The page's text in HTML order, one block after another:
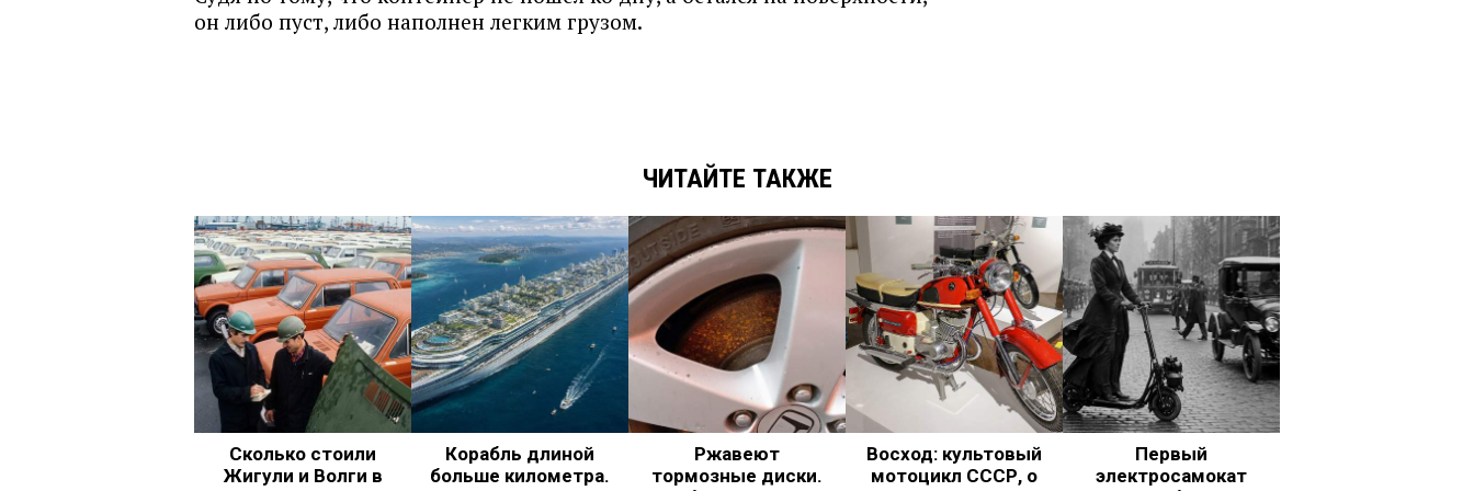
он либо пуст, либо наполнен легким грузом.
ЧИТАЙТЕ ТАКЖЕ
Сколько стоили
Жигули и Волги в
Корабль длиной
больше километра.
Ржавеют
тормозные диски.
Восход: культовый
мотоцикл СССР, о
Первый
электросамокат